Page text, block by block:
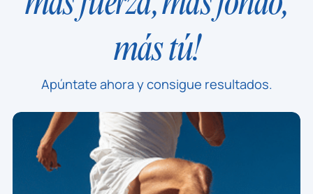
más tú!
Apúntate ahora y consigue resultados.